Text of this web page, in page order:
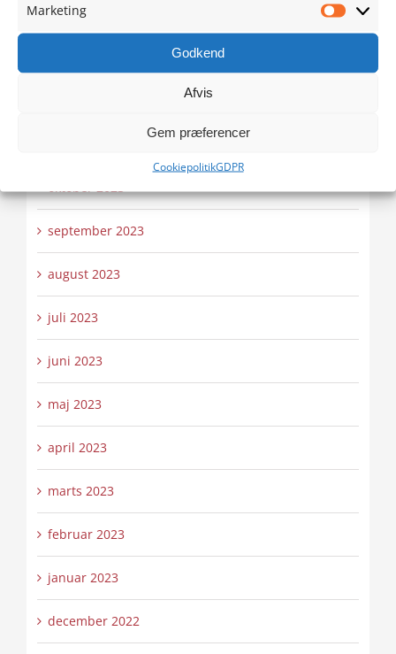
Marketing
Godkend
Afvis
Gem præferencer
CookiepolitikGDPR
februar 2024
september 2023
august 2023
juli 2023
juni 2023
maj 2023
april 2023
marts 2023
februar 2023
januar 2023
december 2022